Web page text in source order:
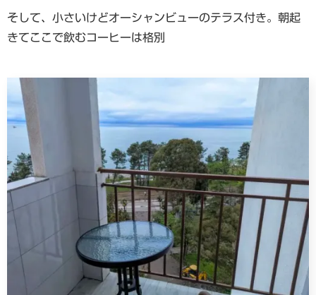
そして、小さいけどオーシャンビューのテラス付き。朝起
きてここで飲むコーヒーは格別